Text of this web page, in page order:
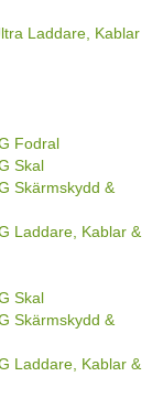
Laddare, Kablar
Fodral
Skal
Skärmskydd &
Laddare, Kablar &
Skal
Skärmskydd &
Laddare, Kablar &